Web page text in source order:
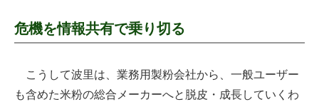
危機を情報共有で乗り切る
こうして波里は、業務用製粉会社から、一般ユーザー
も含めた米粉の総合メーカーへと脱皮・成長していくわ